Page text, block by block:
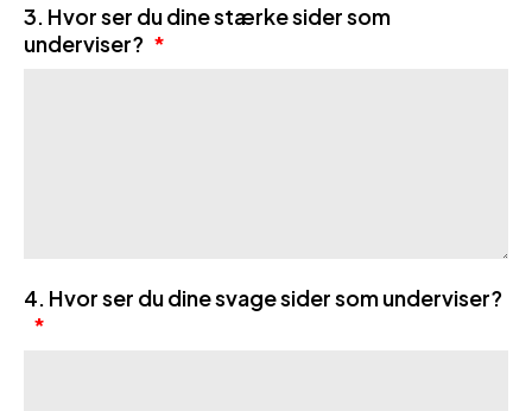
3. Hvor ser du dine stærke sider som
underviser? *
4. Hvor ser du dine svage sider som underviser?
*